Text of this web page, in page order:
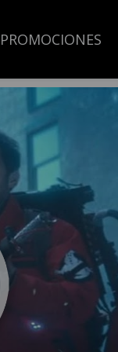
PROMOCIONES